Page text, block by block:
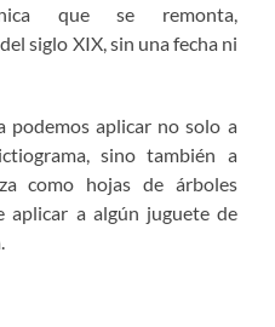
que se remonta,
siglo XIX, sin una fecha ni
podemos aplicar no solo a
sino también a
como hojas de árboles
aplicar a algún juguete de